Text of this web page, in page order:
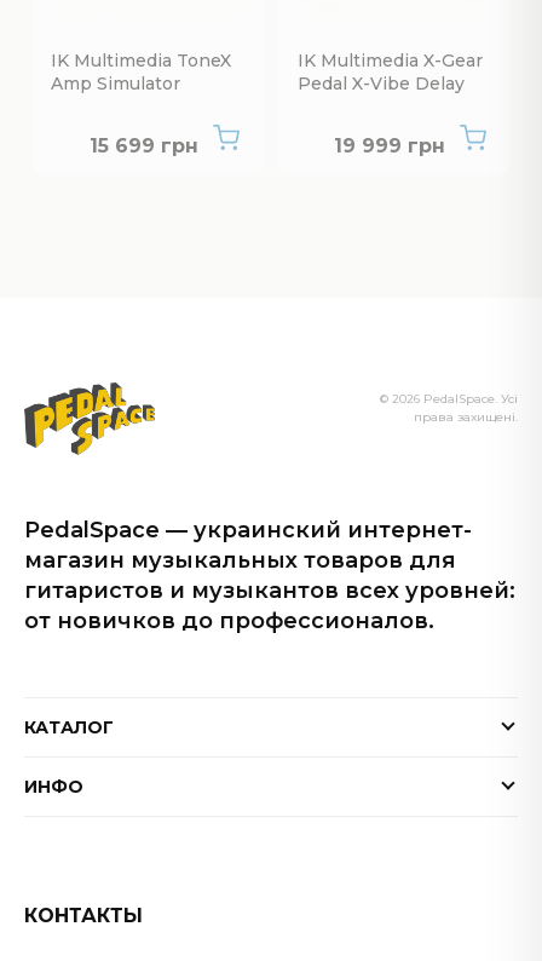
IK Multimedia ToneX
Amp Simulator
15 699 грнНет в наличии
IK Multimedia X-Gear
Pedal X-Vibe Delay
19 999 грнНет в наличии
PedalSpace — украинский интернет-
магазин музыкальных товаров для
гитаристов и музыкантов всех уровней:
от новичков до профессионалов.
© 2026 PedalSpace. Усі
права захищені.
КАТАЛОГ
Электрогитары
Процессоры эффектов
ИНФО
Обмен и возврат товара
КОНТАКТЫ